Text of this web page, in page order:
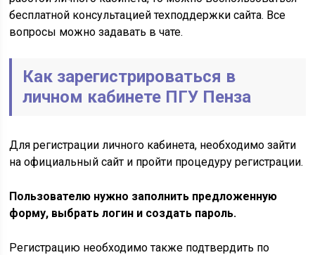
бесплатной консультацией техподдержки сайта. Все
вопросы можно задавать в чате.
Как зарегистрироваться в
личном кабинете ПГУ Пенза
Для регистрации личного кабинета, необходимо зайти
на официальный сайт и пройти процедуру регистрации.
Пользователю нужно заполнить предложенную
форму, выбрать логин и создать пароль.
Регистрацию необходимо также подтвердить по